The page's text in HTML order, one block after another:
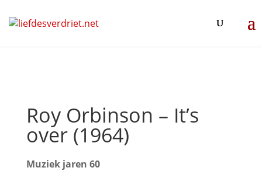
Roy Orbinson – It’s
over (1964)
Muziek jaren 60